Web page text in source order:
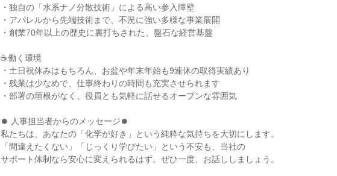
・独自の「水系ナノ分散技術」による高い参入障壁
・アパレルから先端技術まで、不況に強い多様な事業展開
・創業70年以上の歴史に裏打ちされた、盤石な経営基盤
☕働く環境
・土日祝休みはもちろん、お盆や年末年始も9連休の取得実績あり
・残業は少なめで、仕事終わりの時間も充実させられます
・部署の垣根がなく、役員とも気軽に話せるオープンな雰囲気
⏺ 人事担当者からのメッセージ⏺
私たちは、あなたの「化学が好き」という純粋な気持ちを大切にします。
「間違えたくない」「じっくり学びたい」という不安も、当社の
サポート体制なら安心に変えられるはず。ぜひ一度、お話ししましょう。